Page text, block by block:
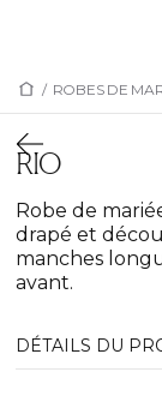
/ ROBES DE
RIO
Robe de
drapé et
manches
avant.
DÉTAILS DU